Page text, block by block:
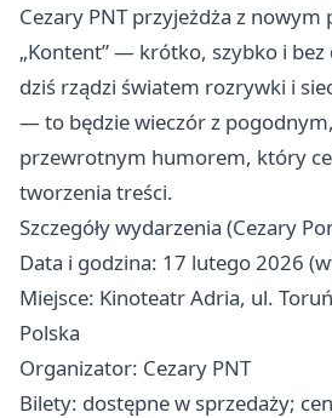
Cezary PNT przyjeżdża z
„Kontent” — krótko, szybko i
dziś rządzi światem rozrywki i
— to będzie wieczór z
przewrotnym humorem, który
tworzenia treści.
Szczegóły wydarzenia (Cezary
Data i godzina: 17 lutego 2026
Miejsce: Kinoteatr Adria, ul.
Polska
Organizator: Cezary PNT
Bilety: dostępne w sprzedaży;